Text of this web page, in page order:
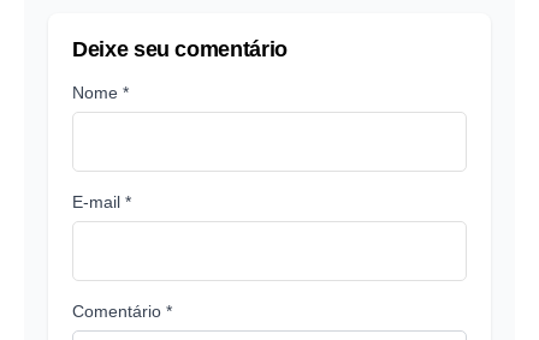
Deixe seu comentário
Nome *
E-mail *
Comentário *